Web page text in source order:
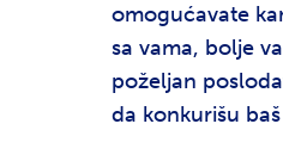
omogućavate
sa vama, bolje
poželjan
da konkurišu